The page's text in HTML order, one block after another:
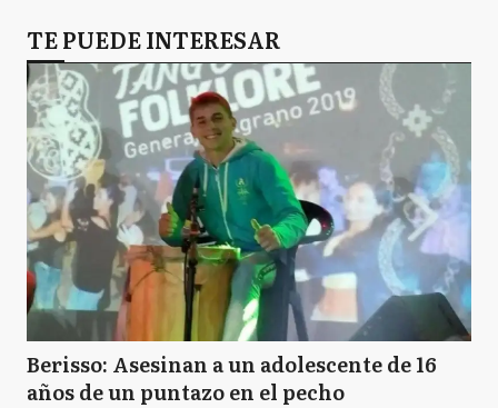
TE PUEDE INTERESAR
Berisso: Asesinan a un adolescente de 16
años de un puntazo en el pecho